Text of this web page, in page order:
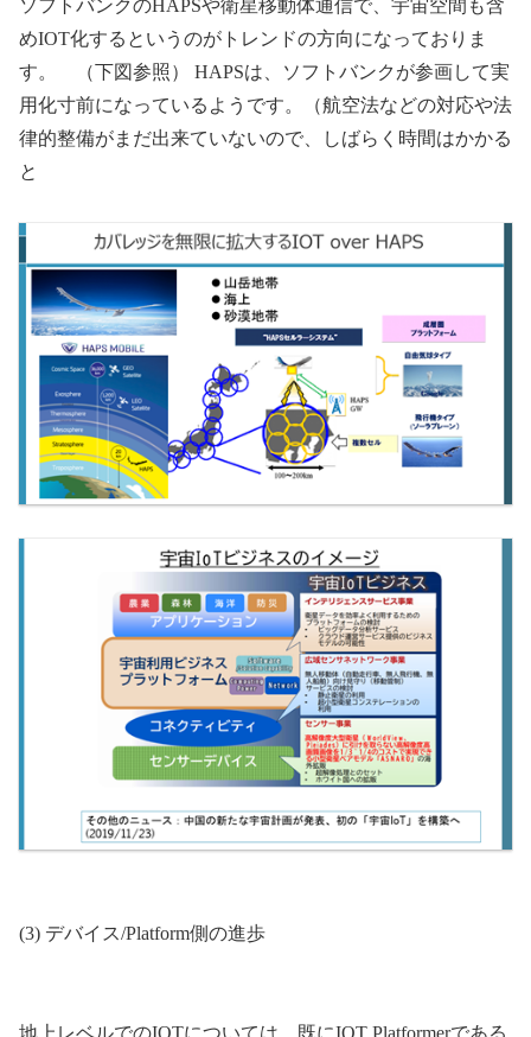
ソフトバンクのHAPSや衛星移動体通信で、宇宙空間も含
めIOT化するというのがトレンドの方向になっておりま
す。 （下図参照） HAPSは、ソフトバンクが参画して実
用化寸前になっているようです。（航空法などの対応や法
律的整備がまだ出来ていないので、しばらく時間はかかる
と
(3) デバイス/Platform側の進歩